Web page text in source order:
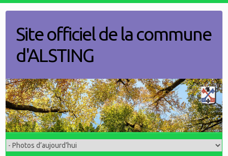
contentSite officiel de la commune
d'ALSTING